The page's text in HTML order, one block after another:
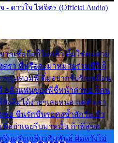
- ดาวใจ ไพจิตร (Official Audio)
ากเชื่อถือก็ไม่กล้า ติ๋มใช่คนสวย
ตรา พี่หรือจะมาหมายร่วมชีวี ก็
ๆรุมตอมพี่ ติ๋มอยากรับรักเหมือน
กลัวแฟนของพี่ชี้หน้าด่าทอ ก็คน
งลืมได้ง่ายๆเลยหนอ แค่ตัวเรา
ซ่อ ขืนรักขืนรอคงช้ำสักวัน ถ้า
พี่อย่าเฉยรีบมาหมั้น ถ้าพี่สู่ขอ
รียมรับเกลียวสัมพันธ์ ผิดหวังไม่